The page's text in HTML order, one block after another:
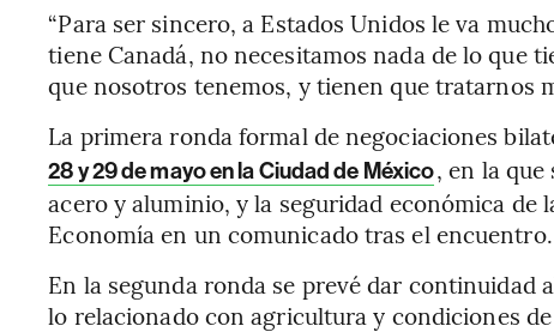
“Para ser sincero, a Estados Unidos le va
tiene Canadá, no necesitamos nada de lo que
que nosotros tenemos, y tienen que tratarnos
La primera ronda formal de negociaciones
28 y 29 de mayo en la Ciudad de México, en la
acero y aluminio, y la seguridad económica
Economía en un comunicado tras el encuentro.
En la segunda ronda se prevé dar continuidad
lo relacionado con agricultura y condiciones